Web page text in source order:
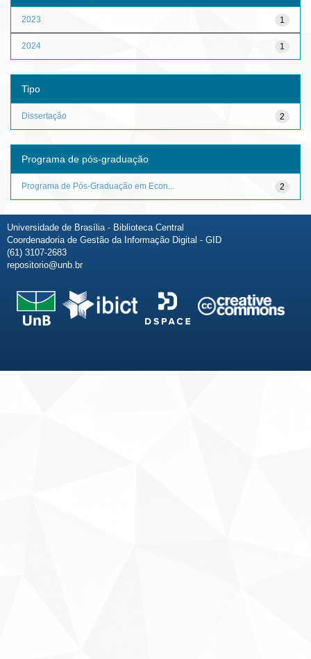
1
2023
1
2024
Tipo
2
Dissertação
Programa de pós-graduação
2
Programa de Pós-Graduação em Econ...
Universidade de Brasília - Biblioteca Central
Coordenadoria de Gestão da Informação Digital - GID
(61) 3107-2683
repositorio@unb.br